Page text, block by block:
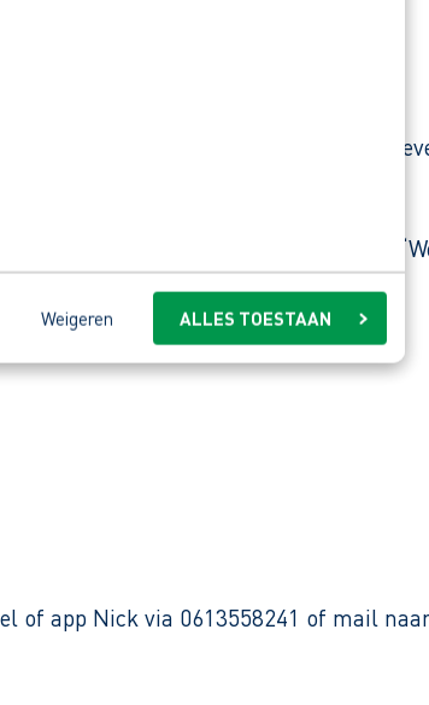
Weigeren ALLES TOESTAAN
Vanuit het magazijn in Beverwijk
mee aan. Zoals een collega zegt:
app Nick via 0613558241 of mail